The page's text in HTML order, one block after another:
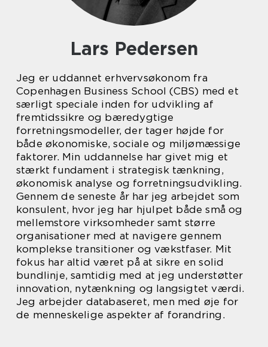
Lars Pedersen
Jeg er uddannet erhvervsøkonom fra
Copenhagen Business School (CBS) med et
særligt speciale inden for udvikling af
fremtidssikre og bæredygtige
forretningsmodeller, der tager højde for
både økonomiske, sociale og miljømæssige
faktorer. Min uddannelse har givet mig et
stærkt fundament i strategisk tænkning,
økonomisk analyse og forretningsudvikling.
Gennem de seneste år har jeg arbejdet som
konsulent, hvor jeg har hjulpet både små og
mellemstore virksomheder samt større
organisationer med at navigere gennem
komplekse transitioner og vækstfaser. Mit
fokus har altid været på at sikre en solid
bundlinje, samtidig med at jeg understøtter
innovation, nytænkning og langsigtet værdi.
Jeg arbejder databaseret, men med øje for
de menneskelige aspekter af forandring.